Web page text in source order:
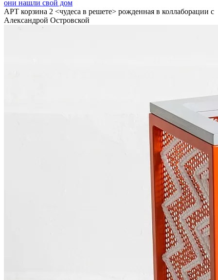
они нашли свой дом
АРТ корзина 2 <чудеса в решете> рожденная в коллаборации с
Александрой Островской